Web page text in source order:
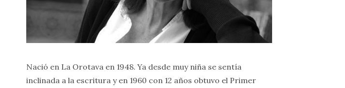
Nació en La Orotava en 1948. Ya desde muy niña se sentía
inclinada a la escritura y en 1960 con 12 años obtuvo el Primer